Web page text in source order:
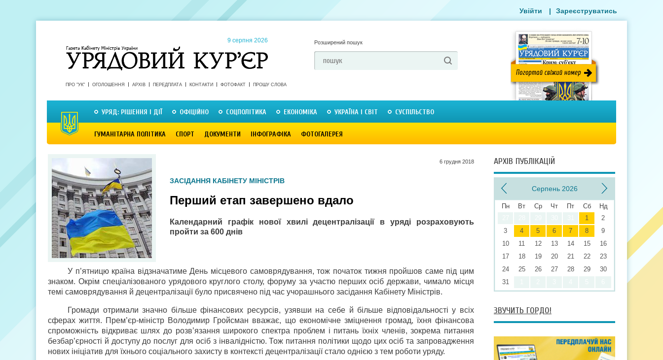
9 серпня 2026 Розширений пошук
ПРО "УК" ОГОЛОШЕННЯ АРХІВ ПЕРЕДПЛАТА КОНТАКТИ ФОТОФАКТ ПРОШУ СЛОВА
УРЯД: РІШЕННЯ І ДІЇ ОФІЦІЙНО СОЦПОЛІТИКА ЕКОНОМІКА УКРАЇНА І СВІТ СУСПІЛЬСТВО
ГУМАНІТАРНА ПОЛІТИКА СПОРТ ДОКУМЕНТИ ІНФОГРАФІКА ФОТОГАЛЕРЕЯ
Увійти | Зареєструватись
6 грудня 2018
ЗАСІДАННЯ КАБІНЕТУ МІНІСТРІВ
Перший етап завершено вдало
Календарний графік нової хвилі децентралізації в уряді розраховують
пройти за 600 днів
У п’ятницю країна відзначатиме День місцевого самоврядування, тож початок тижня пройшов саме під цим
знаком. Окрім спеціалізованого урядового круглого столу, форуму за участю перших осіб держави, чимало місця
темі самоврядування й децентралізації було присвячено під час учорашнього засідання Кабінету Міністрів.
Громади отримали значно більше фінансових ресурсів, узявши на себе й більше відповідальності у всіх
сферах життя. Прем’єр-міністр Володимир Гройсман вважає, що економічне зміцнення громад, їхня фінансова
спроможність відкриває шлях до розв’язання широкого спектра проблем і питань їхніх членів, зокрема питання
безбар’єрності й доступу до послуг для осіб з інвалідністю. Тож питання політики щодо цих осіб та запровадження
нових ініціатив для їхнього соціального захисту в контексті децентралізації стало однією з тем роботи уряду.
АРХІВ ПУБЛІКАЦІЙ
Серпень 2026
Пн Вт Ср Чт Пт Сб
Нд
1
2
3
4 5 6 7 8
9
10
11 12 13 14 15
16
17
18 19 20 21 22
23
24
25 26 27 28 29
30
31
ЗВУЧИТЬ ГОРДО!